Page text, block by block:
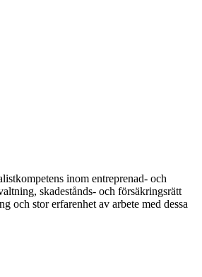
inom entreprenad- och
skadestånds- och försäkringsrätt
och stor erfarenhet av arbete med dessa